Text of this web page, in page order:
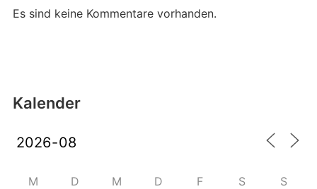
Es sind keine Kommentare vorhanden.
Kalender
M D M D F S S